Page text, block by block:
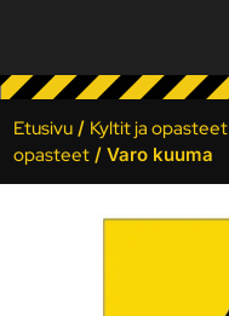
Etusivu / Kyltit ja opasteet
opasteet / Varo kuuma